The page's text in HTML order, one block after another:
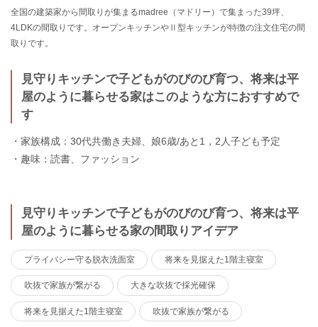
全国の建築家から間取りが集まるmadree（マドリー）で集まった39坪、
4LDKの間取りです。オープンキッチンやⅡ型キッチンが特徴の注文住宅の間
取りです。
見守りキッチンで子どもがのびのび育つ、将来は平
屋のように暮らせる家はこのような方におすすめで
す
・家族構成：30代共働き夫婦、娘6歳/あと1，2人子ども予定
・趣味：読書、ファッション
見守りキッチンで子どもがのびのび育つ、将来は平
屋のように暮らせる家の間取りアイデア
プライバシー守る脱衣洗面室 将来を見据えた1階主寝室
吹抜で家族が繋がる 大きな吹抜で採光確保
将来を見据えた1階主寝室 吹抜で家族が繋がる